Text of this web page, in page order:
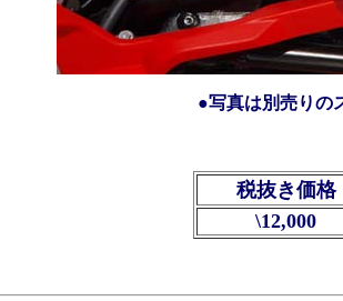
●写真は別売りの
税抜き価格
\12,000